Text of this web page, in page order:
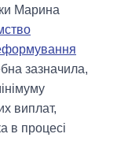
Марина
зазначила,
виплат,
в процесі